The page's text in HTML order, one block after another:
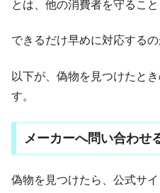
とは、他の消費者を守ること
できるだけ早めに対応するの
以下が、偽物を見つけたと
す。
メーカーへ問い合わせ
偽物を見つけたら、公式サ